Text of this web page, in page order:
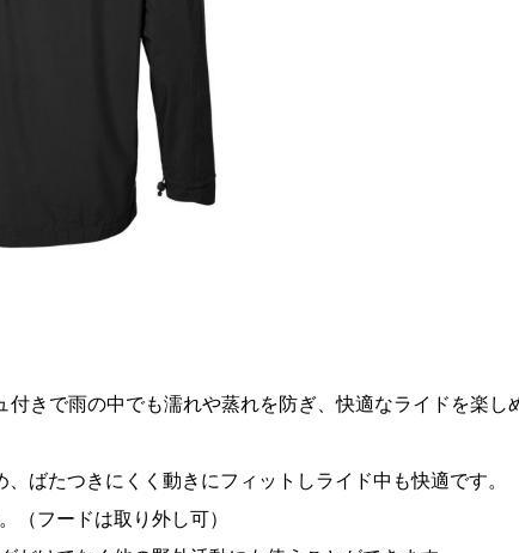
きで雨の中でも濡れや蒸れを防ぎ、快適なライドを楽し
ばたつきにくく動きにフィットしライド中も快適です。
（フードは取り外し可）